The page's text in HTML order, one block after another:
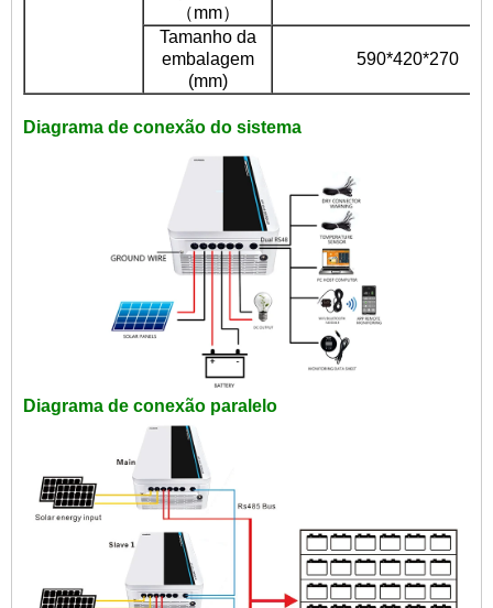
（mm）
Tamanho da
embalagem
(mm)
590*420*270
Diagrama de conexão do sistema
Diagrama de conexão paralelo